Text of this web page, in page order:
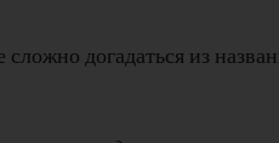
сложно догадаться из